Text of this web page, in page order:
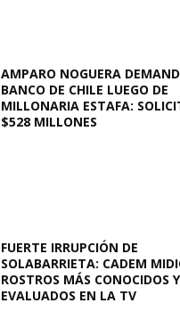
AMPARO NOGUERA
BANCO DE CHILE LUEGO DE
MILLONARIA ESTAFA:
$528 MILLONES
FUERTE IRRUPCIÓN DE
SOLABARRIETA: CADEM
ROSTROS MÁS CONOCIDOS
EVALUADOS EN LA TV